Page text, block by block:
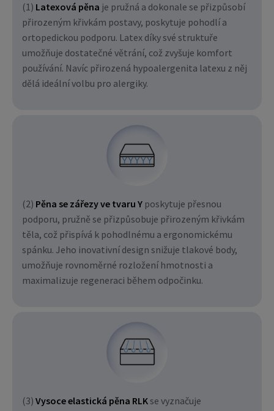
(1) Latexová pěna je pružná a dokonale se přizpůsobí
přirozeným křivkám postavy, poskytuje pohodlí a
ortopedickou podporu. Latex díky své struktuře
umožňuje dostatečné větrání, což zvyšuje komfort
používání. Navíc přirozená hypoalergenita latexu z něj
dělá ideální volbu pro alergiky.
(2) Pěna se zářezy ve tvaru Y poskytuje přesnou
podporu, pružně se přizpůsobuje přirozeným křivkám
těla, což přispívá k pohodlnému a ergonomickému
spánku. Jeho inovativní design snižuje tlakové body,
umožňuje rovnoměrné rozložení hmotnosti a
maximalizuje regeneraci během odpočinku.
(3) Vysoce elastická pěna RLKse vyznačuje